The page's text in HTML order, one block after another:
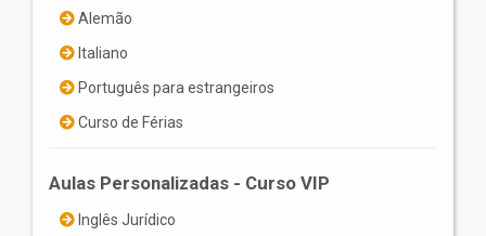
Alemão
Italiano
Português para estrangeiros
Curso de Férias
Aulas Personalizadas - Curso VIP
Inglês Jurídico